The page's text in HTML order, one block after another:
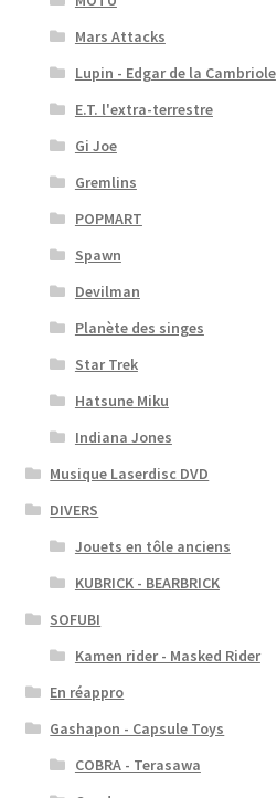
Mars Attacks
Lupin - Edgar de la Cambriole
E.T. l'extra-terrestre
Gi Joe
Gremlins
POPMART
Spawn
Devilman
Planète des singes
Star Trek
Hatsune Miku
Indiana Jones
Musique Laserdisc DVD
DIVERS
Jouets en tôle anciens
KUBRICK - BEARBRICK
SOFUBI
Kamen rider - Masked Rider
En réappro
Gashapon - Capsule Toys
COBRA - Terasawa